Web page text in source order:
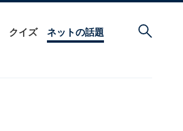
クイズ ネットの話題